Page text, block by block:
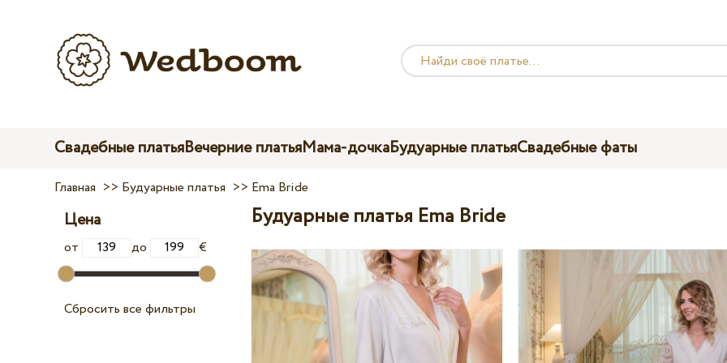
Свадебные платьяВечерние платьяМама-дочкаБудуарные платьяСвадебные фаты
Главная >> Будуарные платья >> Ema Bride
Цена
от до €
Сбросить все фильтры
Будуарные платья Ema Bride